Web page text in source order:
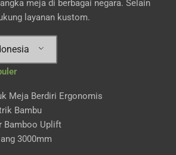
meja di berbagai negara. Selain
layanan kustom.
Meja Berdiri Ergonomis
Bambu
Bamboo Uplift
3000mm